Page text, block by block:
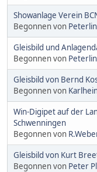
Showanlage Verein
Begonnen von Peterlin
Gleisbild und
Begonnen von Peterlin
Gleisbild von Bernd
Begonnen von
Win-Digipet auf der
Schwenningen
Begonnen von
Gleisbild von Kurt
Begonnen von Peter